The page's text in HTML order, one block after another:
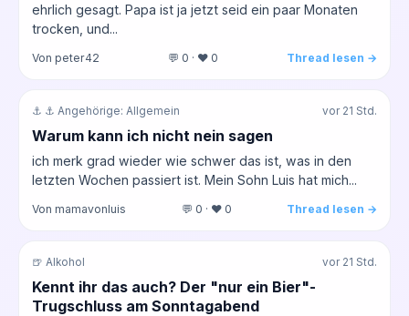
ehrlich gesagt. Papa ist ja jetzt seid ein paar Monaten
trocken, und...
Von peter42 💬 0 · ❤️ 0 Thread lesen →
⚓ ⚓ Angehörige: Allgemein vor 21 Std.
Warum kann ich nicht nein sagen
ich merk grad wieder wie schwer das ist, was in den
letzten Wochen passiert ist. Mein Sohn Luis hat mich...
Von mamavonluis 💬 0 · ❤️ 0 Thread lesen →
🍺 Alkohol vor 21 Std.
Kennt ihr das auch? Der "nur ein Bier"-
Trugschluss am Sonntagabend